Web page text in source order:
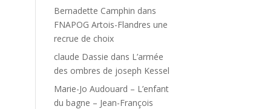
Bernadette Camphin dans
FNAPOG Artois-Flandres une
recrue de choix
claude Dassie dans L’armée
des ombres de joseph Kessel
Marie-Jo Audouard – L’enfant
du bagne – Jean-François